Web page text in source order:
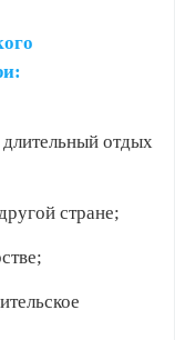
отдых
стране;